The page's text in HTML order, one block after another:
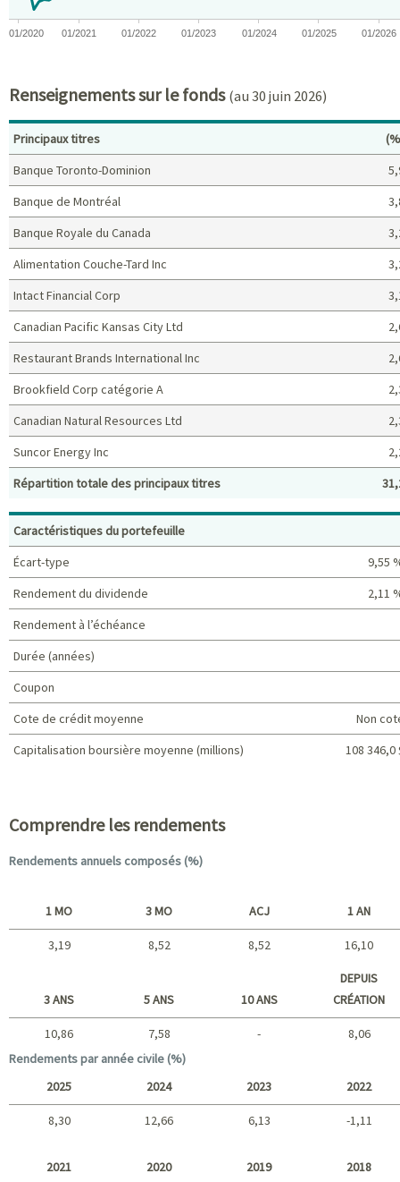
01/2020 01/2021 01/2022 01/2023 01/2024 01/2025 01/2026
Renseignements sur le fonds(au 30 juin 2026)
Principaux titres (%)
Principaux titres
Banque Toronto-Dominion
Banque de Montréal
Banque Royale du Canada
Alimentation Couche-Tard Inc
Intact Financial Corp
Canadian Pacific Kansas City Ltd
Restaurant Brands International Inc
Brookfield Corp catégorie A
Canadian Natural Resources Ltd
Suncor Energy Inc
Répartition totale des principaux titres
Caractéristiques du portefeuille
Écart-type
9,55
Rendement du dividende
2,11
Rendement à l’échéance
Durée (années)
Coupon
Cote de crédit moyenne
Non
Capitalisation boursière moyenne (millions)
108 346,0
Comprendre les rendements
Rendements annuels composés (%)
1 MO 3 MO ACJ 1 AN
3,19 8,52 8,52 16,10
Long terme
3 ANS 5 ANS 10 ANS
DEPUIS
CRÉATION
10,86 7,58 -
8,06
Rendements par année civile (%)
2025 2024 2023 2022
8,30 12,66 6,13 -1,11
2021 2020 2019 2018